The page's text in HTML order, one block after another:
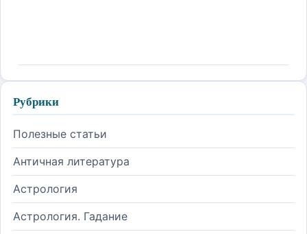
Рубрики
Полезные статьи
Античная литература
Астрология
Астрология. Гадание